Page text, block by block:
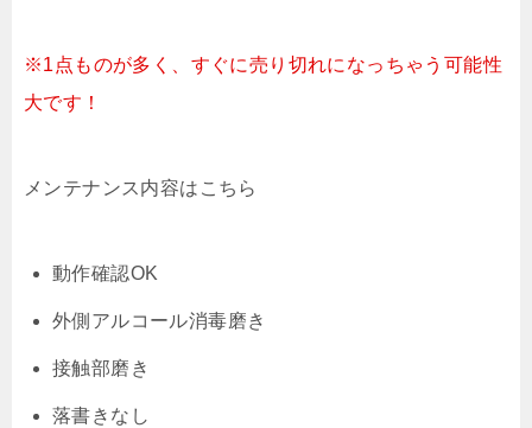
※1点ものが多く、すぐに売り切れになっちゃう可能性
大です！
メンテナンス内容はこちら
動作確認OK
外側アルコール消毒磨き
接触部磨き
落書きなし